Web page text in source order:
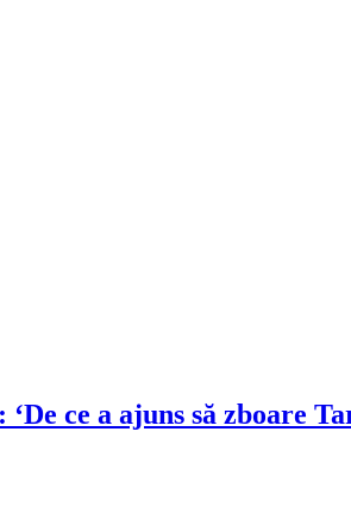
ce a ajuns să zboare